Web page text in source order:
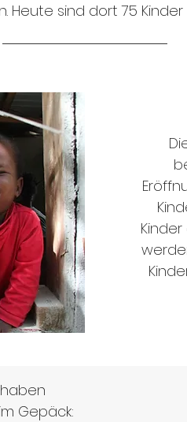
sind dort 75 Kinder
Gepäck: